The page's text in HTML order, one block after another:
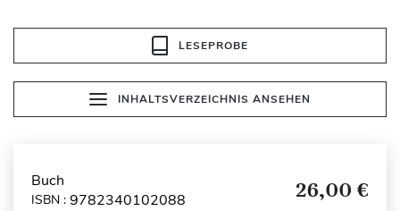
LESEPROBE
INHALTSVERZEICHNIS ANSEHEN
Buch
ISBN : 9782340102088 26,00 €